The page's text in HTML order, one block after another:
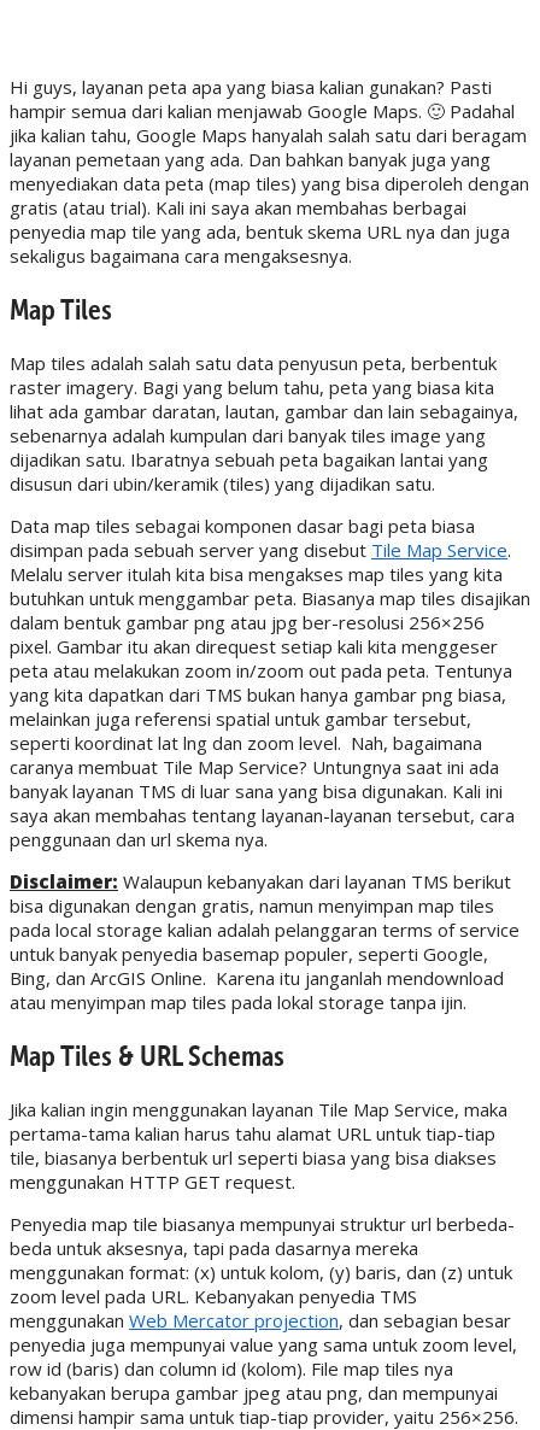
Hi guys, layanan peta apa yang biasa kalian gunakan? Pasti
hampir semua dari kalian menjawab Google Maps. 🙂 Padahal
jika kalian tahu, Google Maps hanyalah salah satu dari beragam
layanan pemetaan yang ada. Dan bahkan banyak juga yang
menyediakan data peta (map tiles) yang bisa diperoleh dengan
gratis (atau trial). Kali ini saya akan membahas berbagai
penyedia map tile yang ada, bentuk skema URL nya dan juga
sekaligus bagaimana cara mengaksesnya.
Map Tiles
Map tiles adalah salah satu data penyusun peta, berbentuk
raster imagery. Bagi yang belum tahu, peta yang biasa kita
lihat ada gambar daratan, lautan, gambar dan lain sebagainya,
sebenarnya adalah kumpulan dari banyak tiles image yang
dijadikan satu. Ibaratnya sebuah peta bagaikan lantai yang
disusun dari ubin/keramik (tiles) yang dijadikan satu.
Data map tiles sebagai komponen dasar bagi peta biasa
disimpan pada sebuah server yang disebut Tile Map Service.
Melalu server itulah kita bisa mengakses map tiles yang kita
butuhkan untuk menggambar peta. Biasanya map tiles disajikan
dalam bentuk gambar png atau jpg ber-resolusi 256×256
pixel. Gambar itu akan direquest setiap kali kita menggeser
peta atau melakukan zoom in/zoom out pada peta. Tentunya
yang kita dapatkan dari TMS bukan hanya gambar png biasa,
melainkan juga referensi spatial untuk gambar tersebut,
seperti koordinat lat lng dan zoom level. Nah, bagaimana
caranya membuat Tile Map Service? Untungnya saat ini ada
banyak layanan TMS di luar sana yang bisa digunakan. Kali ini
saya akan membahas tentang layanan-layanan tersebut, cara
penggunaan dan url skema nya.
Disclaimer: Walaupun kebanyakan dari layanan TMS berikut
bisa digunakan dengan gratis, namun menyimpan map tiles
pada local storage kalian adalah pelanggaran terms of service
untuk banyak penyedia basemap populer, seperti Google,
Bing, dan ArcGIS Online. Karena itu janganlah mendownload
atau menyimpan map tiles pada lokal storage tanpa ijin.
Map Tiles & URL Schemas
Jika kalian ingin menggunakan layanan Tile Map Service, maka
pertama-tama kalian harus tahu alamat URL untuk tiap-tiap
tile, biasanya berbentuk url seperti biasa yang bisa diakses
menggunakan HTTP GET request.
Penyedia map tile biasanya mempunyai struktur url berbeda-
beda untuk aksesnya, tapi pada dasarnya mereka
menggunakan format: (x) untuk kolom, (y) baris, dan (z) untuk
zoom level pada URL. Kebanyakan penyedia TMS
menggunakan Web Mercator projection, dan sebagian besar
penyedia juga mempunyai value yang sama untuk zoom level,
row id (baris) dan column id (kolom). File map tiles nya
kebanyakan berupa gambar jpeg atau png, dan mempunyai
dimensi hampir sama untuk tiap-tiap provider, yaitu 256×256.